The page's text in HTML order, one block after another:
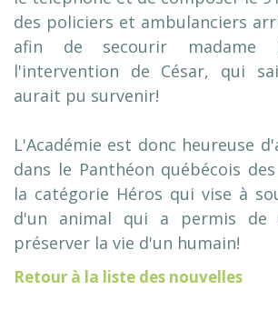
des policiers et ambulanciers
afin de secourir madame
l'intervention de César, qui
aurait pu survenir!
L'Académie est donc heureuse
dans le Panthéon québécois
la catégorie Héros qui vise à
d'un animal qui a permis de
préserver la vie d'un humain!
Retour à la liste des nouvelles